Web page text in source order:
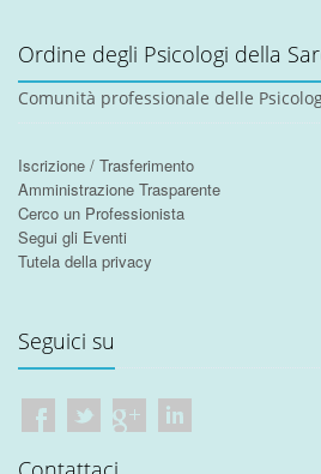
Ordine degli Psicologi della
Comunità professionale delle
Iscrizione / Trasferimento
Amministrazione Trasparente
Cerco un Professionista
Segui gli Eventi
Tutela della privacy
Seguici su